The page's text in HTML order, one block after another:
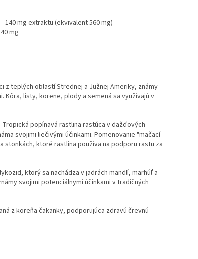
140 mg extraktu (ekvivalent 560 mg)
mg
z teplých oblastí Strednej a Južnej Ameriky, známy
Kôra, listy, korene, plody a semená sa využívajú v
: Tropická popínavá rastlina rastúca v dažďových
svojimi liečivými účinkami. Pomenovanie "mačací
stonkách, ktoré rastlina používa na podporu rastu za
ktorý sa nachádza v jadrách mandlí, marhúľ a
svojimi potenciálnymi účinkami v tradičných
z koreňa čakanky, podporujúca zdravú črevnú